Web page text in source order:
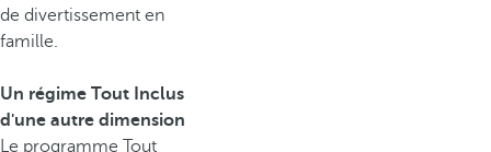
de divertissement en
famille.
Un régime Tout Inclus
d'une autre dimension
Le programme Tout